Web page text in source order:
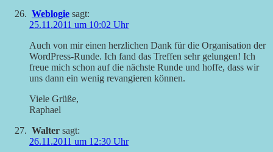
Weblogie sagt:
25.11.2011 um 10:02 Uhr
Auch von mir einen herzlichen Dank für die Organisation der
WordPress-Runde. Ich fand das Treffen sehr gelungen! Ich
freue mich schon auf die nächste Runde und hoffe, dass wir
uns dann ein wenig revangieren können.
Viele Grüße,
Raphael
Walter sagt:
26.11.2011 um 12:30 Uhr